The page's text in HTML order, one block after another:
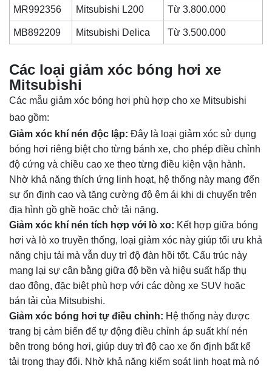
MR992356 Mitsubishi L200 Từ 3.800.000
MB892209 Mitsubishi Delica Từ 3.500.000
Các loại giảm xóc bóng hơi xe
Mitsubishi
Các mẫu giảm xóc bóng hơi phù hợp cho xe Mitsubishi
bao gồm:
Giảm xóc khí nén độc lập: Đây là loại giảm xóc sử dụng
bóng hơi riêng biệt cho từng bánh xe, cho phép điều chỉnh
độ cứng và chiều cao xe theo từng điều kiện vận hành.
Nhờ khả năng thích ứng linh hoạt, hệ thống này mang đến
sự ổn định cao và tăng cường độ êm ái khi di chuyển trên
địa hình gồ ghề hoặc chở tải nặng.
Giảm xóc khí nén tích hợp với lò xo: Kết hợp giữa bóng
hơi và lò xo truyền thống, loại giảm xóc này giúp tối ưu khả
năng chịu tải mà vẫn duy trì độ đàn hồi tốt. Cấu trúc này
mang lại sự cân bằng giữa độ bền và hiệu suất hấp thụ
dao động, đặc biệt phù hợp với các dòng xe SUV hoặc
bán tải của Mitsubishi.
Giảm xóc bóng hơi tự điều chỉnh: Hệ thống này được
trang bị cảm biến để tự động điều chỉnh áp suất khí nén
bên trong bóng hơi, giúp duy trì độ cao xe ổn định bất kể
tải trọng thay đổi. Nhờ khả năng kiểm soát linh hoạt mà nó